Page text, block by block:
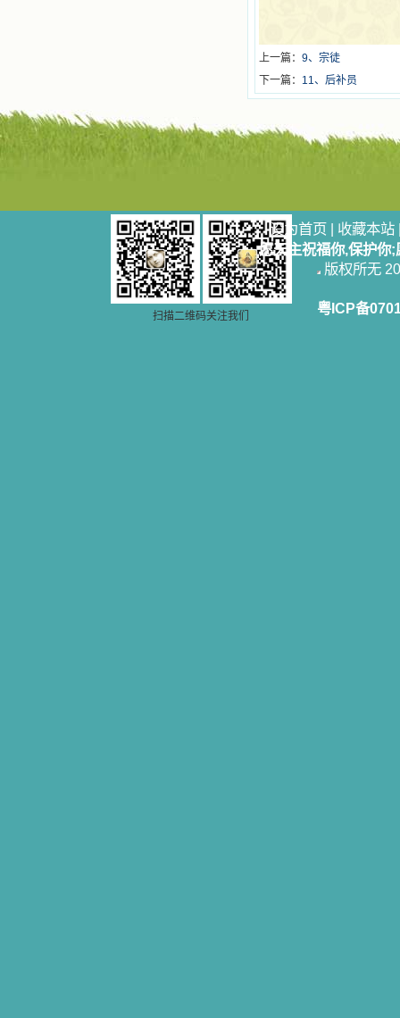
上一篇： 9、宗徒
下一篇： 11、后补员
扫描二维码关注我们
设为首页 | 收藏本站
愿天主祝福你,保护你
版权所无
粤ICP备